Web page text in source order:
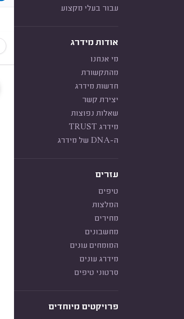
עבור בעלי מקצוע
אודות מידרג
מי אנחנו
מהתקשורת
חדשות מידרג
יצירת קשר
שאלות נפוצות
מידרג TRUST
ה-DNA של מידרג
עזרים
טיפים
המלצות
מחירים
מחשבונים
המומחים עונים
מידרג עונים
סרטוני טיפים
פרויקטים מיוחדים